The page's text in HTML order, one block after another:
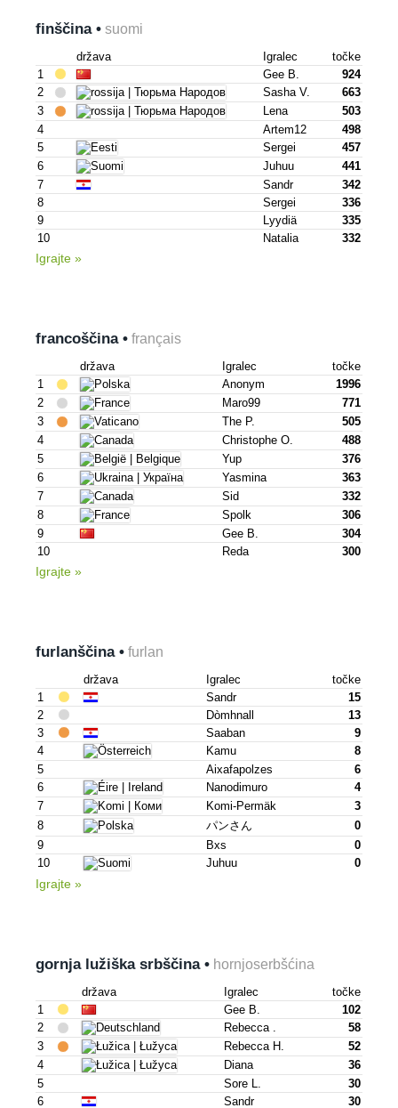
finščina • suomi
država Igralec
točke
1
Gee B.
924
2
Sasha V.
663
3
Lena
503
4
Artem12
498
5
Sergei
457
6
Juhuu
441
7
Sandr
342
8
Sergei
336
9
Lyydiä
335
10
Natalia 332
Igrajte »
francoščina • français
država Igralec
točke
1
Anonym
1996
2
Maro99
771
3
The P.
505
4
Christophe O.
488
5
Yup
376
6
Yasmina
363
7
Sid
332
8
Spolk
306
9
Gee B.
304
10
Reda 300
Igrajte »
furlanščina • furlan
država Igralec
točke
1
Sandr
15
2
Dòmhnall
13
3
Saaban
9
4
Kamu
8
5
Aixafapolzes
6
6
Nanodimuro
4
7
Komi-Permäk
3
8
パンさん
0
9
Bxs
0
10
Juhuu 0
Igrajte »
gornja lužiška srbščina • hornjoserbšćina
država Igralec
točke
1
Gee B.
102
2
Rebecca .
58
3
Rebecca H.
52
4
Diana
36
5
Sore L.
30
6
Sandr 30